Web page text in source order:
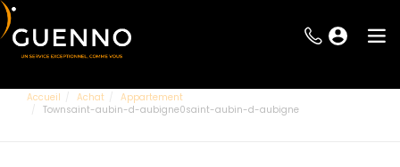
Accueil Achat
Appartement
Townsaint-aubin-d-aubigne0saint-aubin-d-aubigne